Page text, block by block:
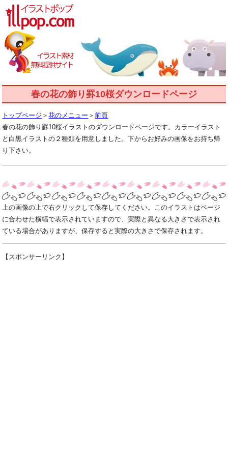
春の花の飾り罫10桜ダウンロードページ
トップページ ＞花のメニュー ＞前頁
春の花の飾り罫10桜イラストのダウンロードページです。カラーイラスト
と白黒イラストの２種類を用意しました。下からお好みの画像をお持ち帰
り下さい。
上の画像の上で右クリックして保存してください。このイラストはページ
に合わせた横幅で表示されていますので、実際と異なる大きさで表示され
ている場合がありますが、保存すると実際の大きさで保存されます。
【スポンサーリンク】